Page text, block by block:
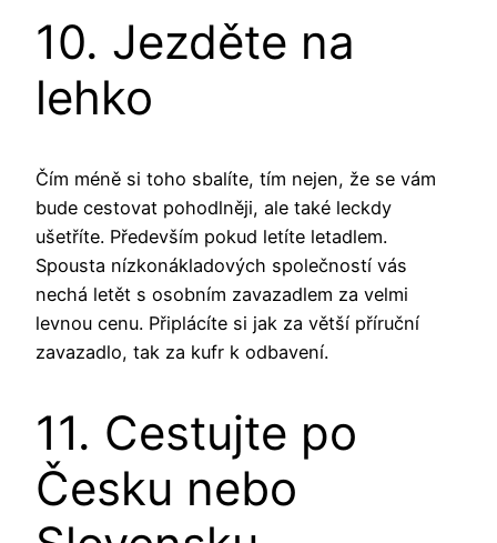
10. Jezděte na
lehko
Čím méně si toho sbalíte, tím nejen, že se vám
bude cestovat pohodlněji, ale také leckdy
ušetříte. Především pokud letíte letadlem.
Spousta nízkonákladových společností vás
nechá letět s osobním zavazadlem za velmi
levnou cenu. Připlácíte si jak za větší příruční
zavazadlo, tak za kufr k odbavení.
11. Cestujte po
Česku nebo